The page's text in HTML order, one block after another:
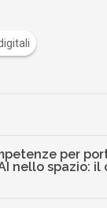
per
nello spazio: il